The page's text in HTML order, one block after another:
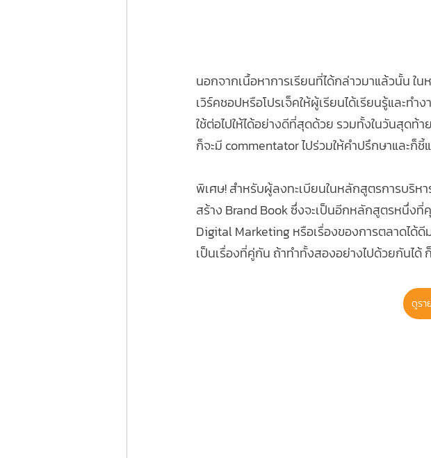
นอกจากเนื้อหาการเรียนที่ได้กล่าวมาแล้วนั้น
เวิร์คชอปหรือโปรเจ็คให้ผู้เรียนได้เรียนรู้และท
ใช้ต่อไปให้ได้อย่างดีที่สุดด้วย รวมทั้งในวันสุดท้
ก็จะมี commentator ไปร่วมให้คำปรึกษาและก็
พิเศษ! สำหรับผู้ลงทะเบียนในหลักสูตรการบริ
สร้าง Brand Book ซึ่งจะเป็นอีกหลักสูตรหนึ่งที่
Digital Marketing หรือเรื่องของการตลาดได้
เป็นเรื่องที่คู่กัน ถ้าทำทั้งสองอย่างไปด้วยกันได้
ดูรา